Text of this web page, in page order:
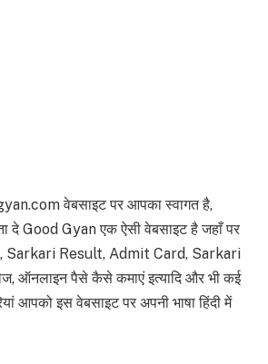
वेबसाइट पर आपका स्वागत है,
दे Good Gyan एक ऐसी वेबसाइट है जहाँ पर
Sarkari Result, Admit Card, Sarkari
ऑनलाइन पैसे कैसे कमाएं इत्यादि और भी कई
आपको इस वेबसाइट पर अपनी भाषा हिंदी में